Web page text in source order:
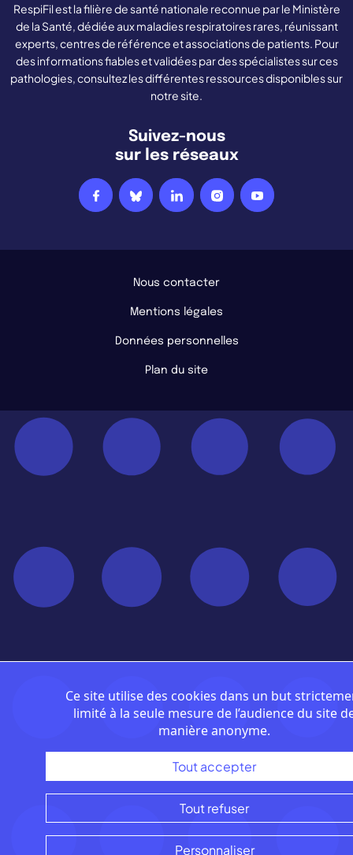
RespiFil est la filière de santé nationale reconnue par le Ministère
de la Santé, dédiée aux maladies respiratoires rares, réunissant
experts, centres de référence et associations de patients. Pour
des informations fiables et validées par des spécialistes sur ces
pathologies, consultez les différentes ressources disponibles sur
notre site.
Suivez-nous
sur les réseaux
Nous contacter
Mentions légales
Données personnelles
Plan du site
Ce site utilise des cookies dans un but
limité à la seule mesure de l’audience du site
manière anonyme.
Tout accepter
Tout refuser
Personnaliser